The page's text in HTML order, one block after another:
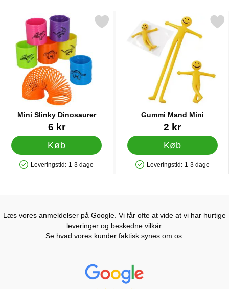
Mini Slinky Dinosaurer
Varenr 840326 kr
Køb
Produkttilgængelighed: På lager
Leveringstid: 1-3 dage
Markér mini Slinky Dinosaurer som favorit
Gummi Mand Mini
Varenr 124832 kr
Køb
Produkttilgængelighed: På lager
Leveringstid: 1-3 dage
Markér gummi Mand
Læs vores anmeldelser på Google. Vi får ofte at vide at vi har hurtige
leveringer og beskedne vilkår.
Se hvad vores kunder faktisk synes om os.
Prisjakt Anmeldelser: 4.7 Stjerne